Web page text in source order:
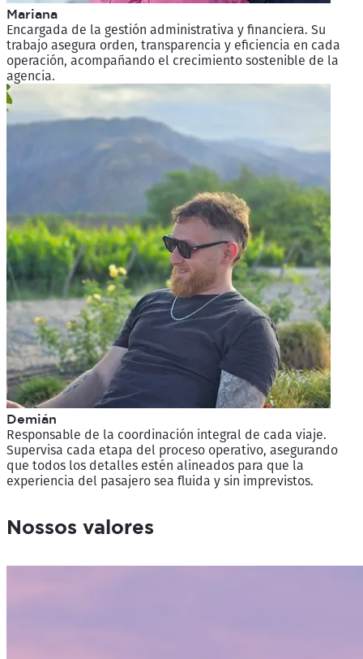
Mariana
Encargada de la gestión administrativa y financiera. Su
trabajo asegura orden, transparencia y eficiencia en cada
operación, acompañando el crecimiento sostenible de la
agencia.
Demián
Responsable de la coordinación integral de cada viaje.
Supervisa cada etapa del proceso operativo, asegurando
que todos los detalles estén alineados para que la
experiencia del pasajero sea fluida y sin imprevistos.
Nossos valores